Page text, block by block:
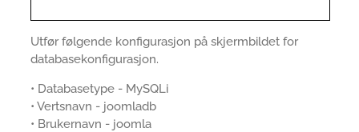
Utfør følgende konfigurasjon på skjermbildet for
databasekonfigurasjon.
• Databasetype - MySQLi
• Vertsnavn - joomladb
• Brukernavn - joomla